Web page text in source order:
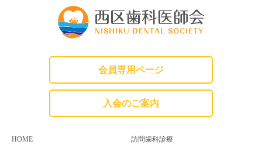
会員専用ページ
入会のご案内
HOME
訪問歯科診療